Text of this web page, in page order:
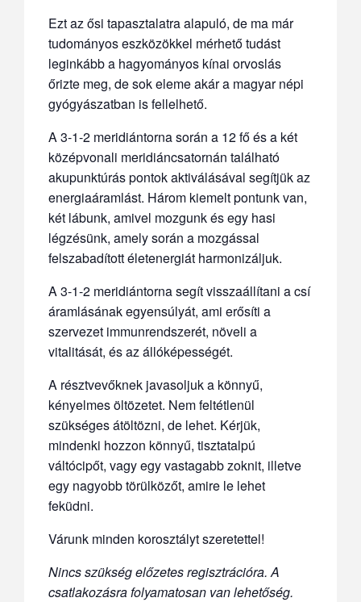
Ezt az ősi tapasztalatra alapuló, de ma már
tudományos eszközökkel mérhető tudást
leginkább a hagyományos kínai orvoslás
őrizte meg, de sok eleme akár a magyar népi
gyógyászatban is fellelhető.
A 3-1-2 meridiántorna során a 12 fő és a két
középvonali meridiáncsatornán található
akupunktúrás pontok aktiválásával segítjük az
energiaáramlást. Három kiemelt pontunk van,
két lábunk, amivel mozgunk és egy hasi
légzésünk, amely során a mozgással
felszabadított életenergiát harmonizáljuk.
A 3-1-2 meridiántorna segít visszaállítani a csí
áramlásának egyensúlyát, ami erősíti a
szervezet immunrendszerét, növeli a
vitalitását, és az állóképességét.
A résztvevőknek javasoljuk a könnyű,
kényelmes öltözetet. Nem feltétlenül
szükséges átöltözni, de lehet. Kérjük,
mindenki hozzon könnyű, tisztatalpú
váltócipőt, vagy egy vastagabb zoknit, illetve
egy nagyobb törülközőt, amire le lehet
feküdni.
Várunk minden korosztályt szeretettel!
Nincs szükség előzetes regisztrációra.A
csatlakozásra folyamatosan van lehetőség.